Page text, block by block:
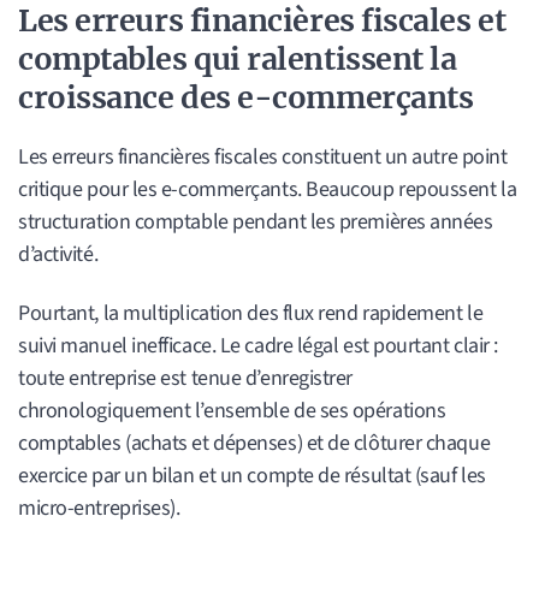
Les erreurs financières fiscales et
comptables qui ralentissent la
croissance des e-commerçants
Les erreurs financières fiscales constituent un autre point
critique pour les e-commerçants. Beaucoup repoussent la
structuration comptable pendant les premières années
d’activité.
Pourtant, la multiplication des flux rend rapidement le
suivi manuel inefficace. Le cadre légal est pourtant clair :
toute entreprise est tenue d’enregistrer
chronologiquement l’ensemble de ses opérations
comptables (achats et dépenses) et de clôturer chaque
exercice par un bilan et un compte de résultat (sauf les
micro-entreprises).